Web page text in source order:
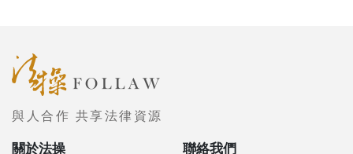
與人合作 共享法律資源
關於法操 聯絡我們